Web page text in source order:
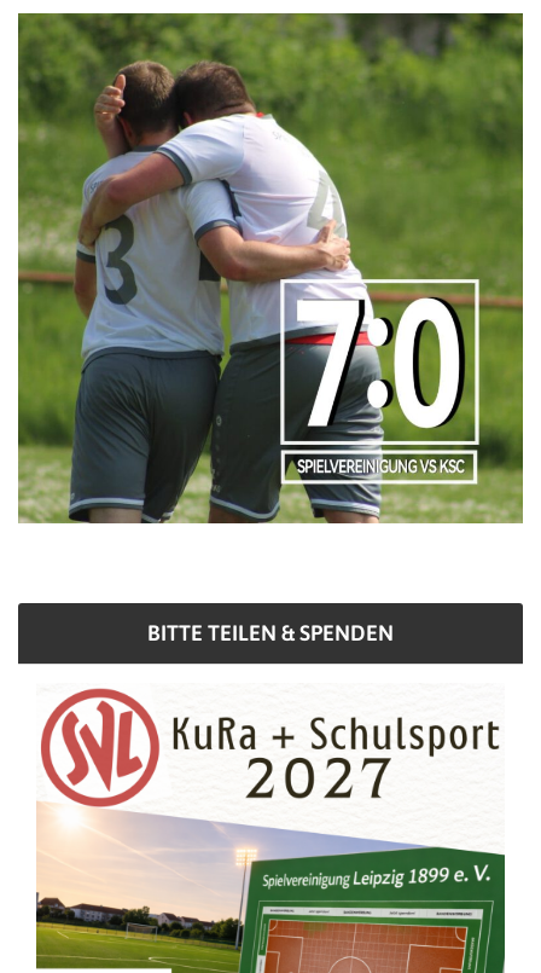
BITTE TEILEN & SPENDEN